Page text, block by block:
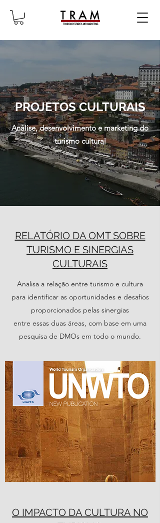
PROJETOS CULTURAIS
Análise, desenvolvimento e marketing do
turismo cultural
RELATÓRIO DA OMT SOBRE
TURISMO E SINERGIAS
CULTURAIS
Analisa a relação entre turismo e cultura
para identificar as oportunidades e desafios
proporcionados pelas sinergias
entre essas duas áreas, com base em uma
pesquisa de DMOs em todo o mundo.
O IMPACTO DA CULTURA NO